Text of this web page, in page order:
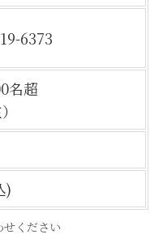
6373
名超
)
ください